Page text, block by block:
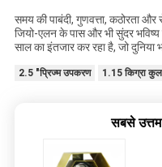
समय की पाबंदी, गुणवत्ता, कठोरता
जियो-एलन के पास और भी सुंदर
साल का इंतजार कर रहा है, जो दुनिया
2.5 "प्रिज्म उपकरण 1.15 किग्रा
सबसे उत्तम